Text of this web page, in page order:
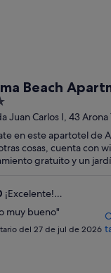
Beach
Juan Carlos I, 43
en este apartotel de
cosas, cuenta con
gratuito y un
¡Excelente!
muy bueno"
del 27 de jul de 2026